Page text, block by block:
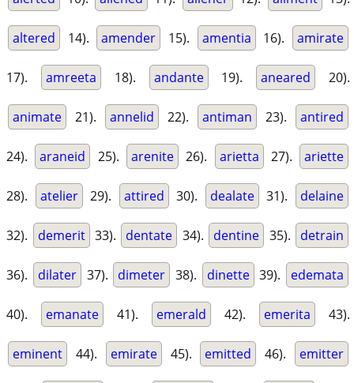
altered 14). amender 15). amentia 16). amirate
17). amreeta 18). andante 19). aneared 20).
animate 21). annelid 22). antiman 23). antired
24). araneid 25). arenite 26). arietta 27). ariette
28). atelier 29). attired 30). dealate 31). delaine
32). demerit 33). dentate 34). dentine 35). detrain
36). dilater 37). dimeter 38). dinette 39). edemata
40). emanate 41). emerald 42). emerita 43).
eminent 44). emirate 45). emitted 46). emitter